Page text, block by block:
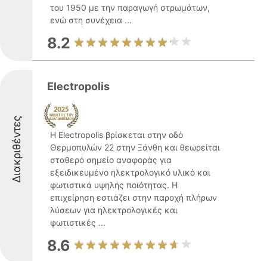
του 1950 με την παραγωγή στρωμάτων,
ενώ στη συνέχεια ...
8.2
Διακριθέντες
Electropolis
Η Electropolis βρίσκεται στην οδό
Θερμοπυλών 22 στην Ξάνθη και θεωρείται
σταθερό σημείο αναφοράς για
εξειδικευμένο ηλεκτρολογικό υλικό και
φωτιστικά υψηλής ποιότητας. Η
επιχείρηση εστιάζει στην παροχή πλήρων
λύσεων για ηλεκτρολογικές και
φωτιστικές ...
8.6